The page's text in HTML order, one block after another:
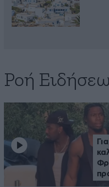
Ροή